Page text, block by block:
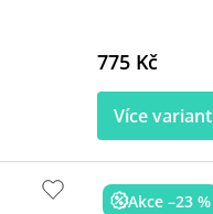
775 Kč
Více variant
Akce –23 %